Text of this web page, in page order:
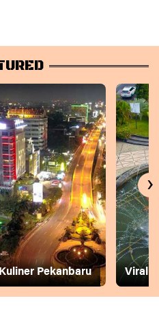
Kuliner Pekanbaru Viral
›